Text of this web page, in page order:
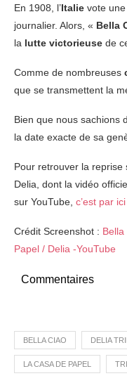
En 1908, l’Italie vote
journalier. Alors, « Bella
la lutte victorieuse de
Comme de nombreuses
que se transmettent la
Bien que nous sachions
la date exacte de sa
Pour retrouver la reprise
Delia, dont la vidéo
sur YouTube, c’est par
Crédit Screenshot :
Papel / Delia -YouTube
Commentaires
BELLA CIAO DELIA
LA CASA DE PAPEL